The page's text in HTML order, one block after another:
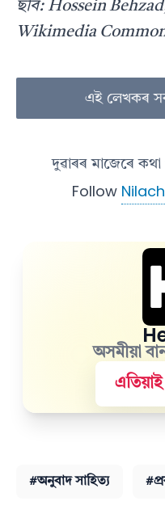
ছবি: Hossein
Wikimedia
এই লেখকৰ
দুৱাৰৰ মাজেৰে কথা
Follow
অসমীয়া
#অনুবাদ সাহিত্য